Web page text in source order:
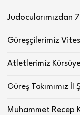
Judocularımızdan
Güreşçilerimiz
Atletlerimiz
Güreş Takımımız
Muhammet Recep